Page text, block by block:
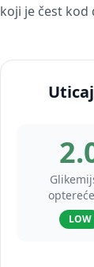
koji je čest
LOW